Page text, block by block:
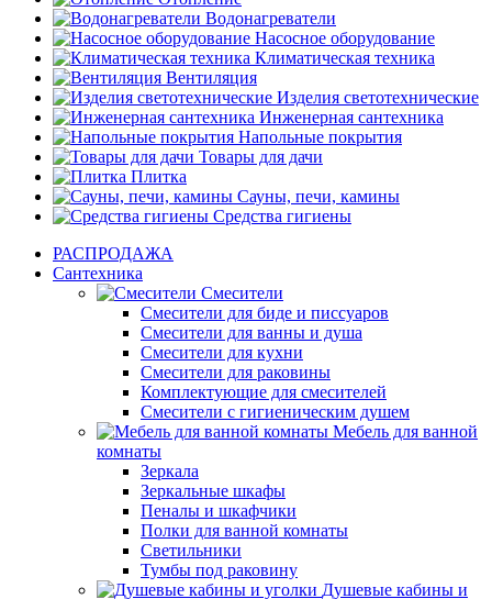
Водонагреватели
Насосное оборудование
Климатическая техника
Вентиляция
Изделия светотехнические
Инженерная сантехника
Напольные покрытия
Товары для дачи
Плитка
Сауны, печи, камины
Средства гигиены
РАСПРОДАЖА
Сантехника
Смесители
Смесители для биде и писсуаров
Смесители для ванны и душа
Смесители для кухни
Смесители для раковины
Комплектующие для смесителей
Смесители с гигиеническим душем
Мебель для ванной
комнаты
Зеркала
Зеркальные шкафы
Пеналы и шкафчики
Полки для ванной комнаты
Светильники
Тумбы под раковину
Душевые кабины и